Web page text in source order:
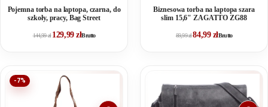
Pojemna torba na laptopa, czarna, do
szkoły, pracy, Bag Street
144,99zł 129,99złBrutto
Biznesowa torba na laptopa szara
slim 15,6" ZAGATTO ZG88
89,99zł84,99 złBrutto
-7%